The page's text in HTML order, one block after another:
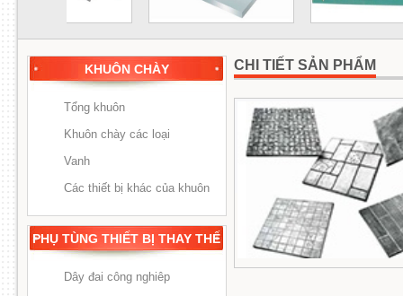
KHUÔN CHÀY
Tổng khuôn
Khuôn chày các loại
Vanh
Các thiết bị khác của khuôn
PHỤ TÙNG THIẾT BỊ THAY THẾ
Dây đai công nghiêp
CHI TIẾT SẢN PHẨM